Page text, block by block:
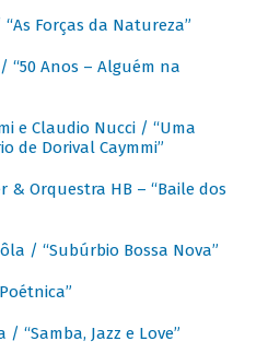
“As Forças da Natureza”
“50 Anos – Alguém na
e Claudio Nucci / “Uma
de Dorival Caymmi”
& Orquestra HB – “Baile dos
/ “Subúrbio Bossa Nova”
/ “Samba, Jazz e Love”